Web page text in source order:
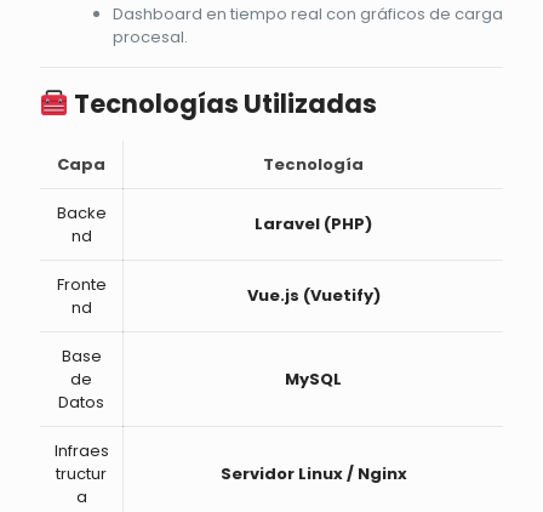
Dashboard en tiempo real con gráficos de carga
procesal.
Tecnologías Utilizadas
Capa Tecnología
Backe
nd
Laravel (PHP)
Fronte
nd
Vue.js (Vuetify)
Base
de
Datos
MySQL
Infraes
tructur
a
Servidor Linux / Nginx